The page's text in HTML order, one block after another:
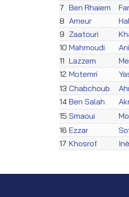
7 Ben Rhaiem
8 Ameur
9 Zaatouri
10 Mahmoudi
11 Lazzem
12 Motemri
13 Chabchoub
14 Ben Salah
15 Smaoui
16 Ezzar
17 Khosrof